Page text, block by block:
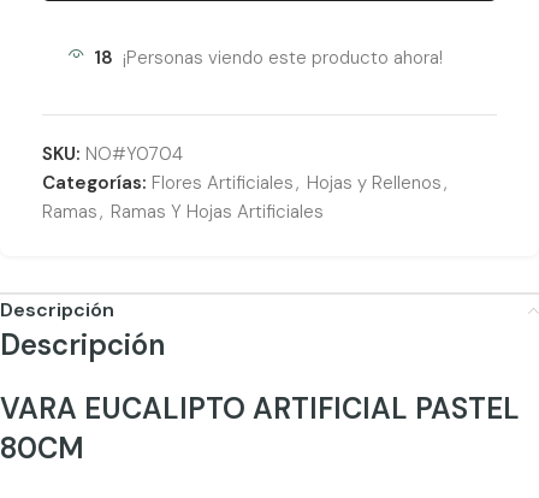
18 ¡Personas viendo este producto ahora!
SKU: NO#Y0704
Categorías: Flores Artificiales, Hojas y Rellenos,
Ramas, Ramas Y Hojas Artificiales
Descripción
Descripción
VARA EUCALIPTO ARTIFICIAL PASTEL
80CM